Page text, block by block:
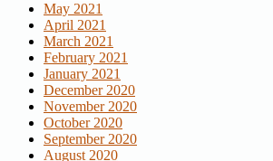
May 2021
April 2021
March 2021
February 2021
January 2021
December 2020
November 2020
October 2020
September 2020
August 2020